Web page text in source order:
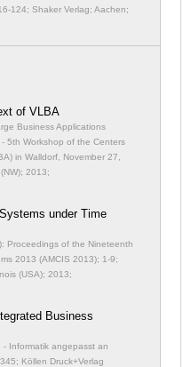
124; Shaker Verlag; Aachen;
of VLBA
Business Applications
5th Workshop of the Centers
in Walldorf, November 27,
2013;
under Time
Proceedings of the Nineteenth
2013 (AMCIS 2013); 1-9;
(USA); 2013;
Business
- Informatik angepasst an
Köllen Druck+Verlag